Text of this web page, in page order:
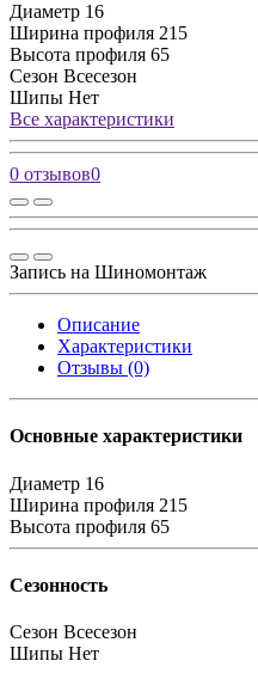
Диаметр 16
Ширина профиля 215
Высота профиля 65
Сезон Всесезон
Шипы Нет
Все характеристики
0 отзывов0
Запись на Шиномонтаж
Описание
Характеристики
Отзывы (0)
Основные характеристики
Диаметр 16
Ширина профиля 215
Высота профиля 65
Сезонность
Сезон Всесезон
Шипы Нет